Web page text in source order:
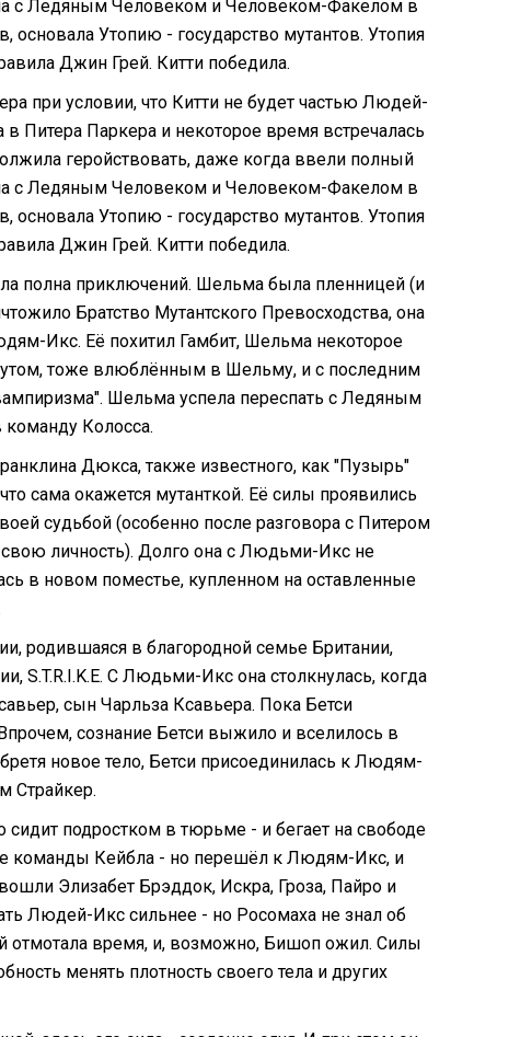
с Ледяным Человеком и Человеком-Факелом в
основала Утопию - государство мутантов. Утопия
Джин Грей. Китти победила.
при условии, что Китти не будет частью Людей-
Питера Паркера и некоторое время встречалась
геройствовать, даже когда ввели полный
с Ледяным Человеком и Человеком-Факелом в
основала Утопию - государство мутантов. Утопия
Джин Грей. Китти победила.
полна приключений. Шельма была пленницей (и
Братство Мутантского Превосходства, она
Икс. Её похитил Гамбит, Шельма некоторое
тоже влюблённым в Шельму, и с последним
Шельма успела переспать с Ледяным
Колосса.
Дюкса, также известного, как "Пузырь"
сама окажется мутанткой. Её силы проявились
судьбой (особенно после разговора с Питером
личность). Долго она с Людьми-Икс не
в новом поместье, купленном на оставленные
родившаяся в благородной семье Британии,
S.T.R.I.K.E. С Людьми-Икс она столкнулась, когда
сын Чарльза Ксавьера. Пока Бетси
сознание Бетси выжило и вселилось в
новое тело, Бетси присоединилась к Людям-
Страйкер.
подростком в тюрьме - и бегает на свободе
команды Кейбла - но перешёл к Людям-Икс, и
Элизабет Брэддок, Искра, Гроза, Пайро и
Людей-Икс сильнее - но Росомаха не знал об
отмотала время, и, возможно, Бишоп ожил. Силы
менять плотность своего тела и других